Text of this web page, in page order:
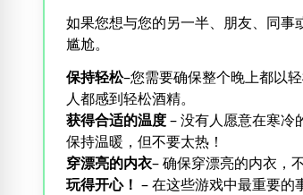
如果您想与您的另一半、朋友、同
尴尬。
保持轻松–您需要确保整个晚上都以
人都感到轻松酒精。
获得合适的温度– 没有人愿意在寒冷
保持温暖，但不要太热！
穿漂亮的内衣– 确保穿漂亮的内衣，
玩得开心！ – 在这些游戏中最重要的